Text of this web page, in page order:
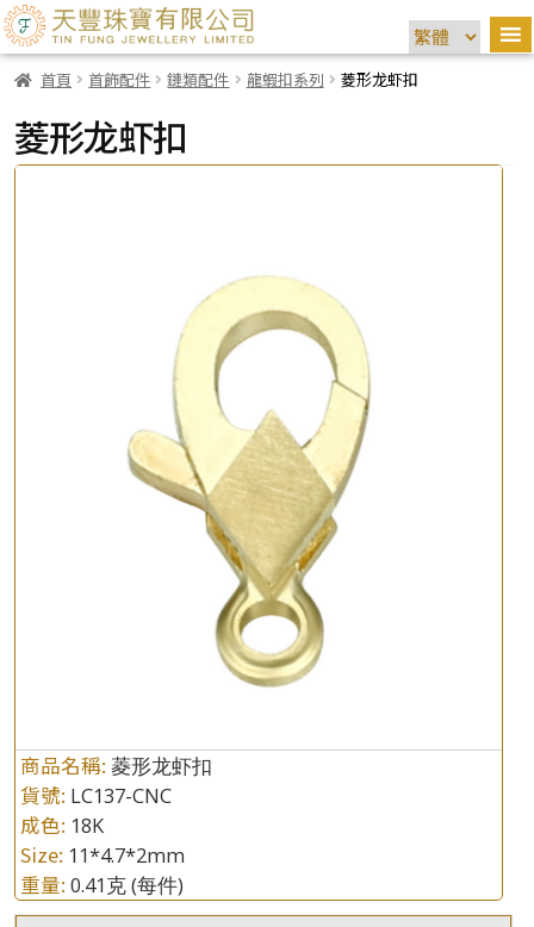
首頁 首飾配件 鏈類配件 龍蝦扣系列 菱形龙虾扣
菱形龙虾扣
商品名稱: 菱形龙虾扣
貨號: LC137-CNC
成色: 18K
Size: 11*4.7*2mm
重量: 0.41克(每件)